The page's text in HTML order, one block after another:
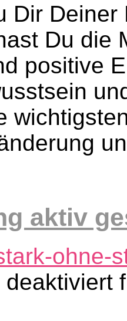
Dir
Du die
positive
aktiv
ohne-
deaktiviert